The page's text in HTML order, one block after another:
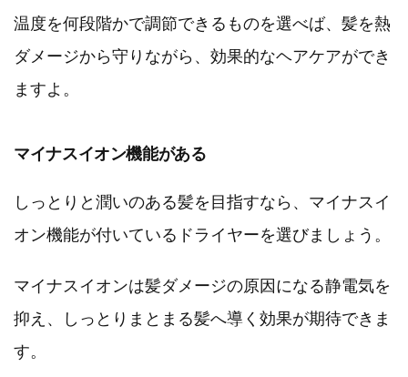
温度を何段階かで調節できるものを選べば、髪を熱
ダメージから守りながら、効果的なヘアケアができ
ますよ。
マイナスイオン機能がある
しっとりと潤いのある髪を目指すなら、マイナスイ
オン機能が付いているドライヤーを選びましょう。
マイナスイオンは髪ダメージの原因になる静電気を
抑え、しっとりまとまる髪へ導く効果が期待できま
す。